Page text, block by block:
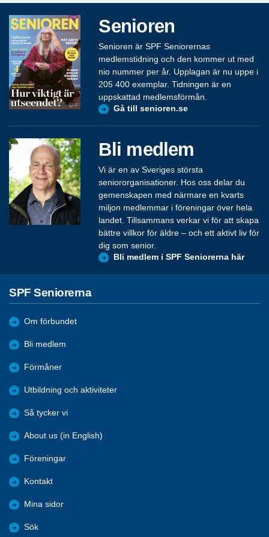
Senioren
Senioren är SPF Seniorernas
medlemstidning och den kommer ut med
nio nummer per år. Upplagan är nu uppe i
205 400 exemplar. Tidningen är en
uppskattad medlemsförmån.
Gå till senioren.se
Bli medlem
Vi är en av Sveriges största
seniororganisationer. Hos oss delar du
gemenskapen med närmare en kvarts
miljon medlemmar i föreningar över hela
landet. Tillsammans verkar vi för att skapa
bättre villkor för äldre – och ett aktivt liv för
dig som senior.
Bli medlem i SPF Seniorerna här
SPF Seniorerna
Om förbundet
Bli medlem
Förmåner
Utbildning och aktiviteter
Så tycker vi
About us (in English)
Föreningar
Kontakt
Mina sidor
Sök